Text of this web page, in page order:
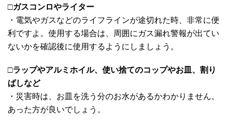
□ガスコンロやライター
・電気やガスなどのライフラインが途切れた時、非常に便
利ですよ。使用する場合は、周囲にガス漏れ警報が出てい
ないかを確認後に使用するようにしましょう。
□ラップやアルミホイル、使い捨てのコップやお皿、割り
ばしなど
・災害時は、お皿を洗う分のお水があるかわかりません。
あった方が良いでしょう。